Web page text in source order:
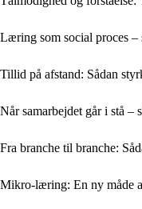
Læring som social proces –
Tillid på afstand: Sådan
Når samarbejdet går i stå –
Fra branche til branche:
Mikro-læring: En ny måde